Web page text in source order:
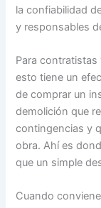
la confiabilidad
y responsables
Para
esto tiene un
de comprar un
demolición que
contingencias y
obra. Ahí es
que un simple
Cuando